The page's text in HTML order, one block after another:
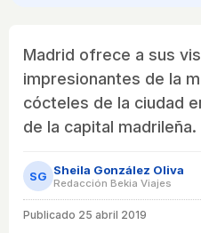
Madrid ofrece a sus
impresionantes de la
cócteles de la ciudad
de la capital madrileña.
SG Sheila González Oliva
Redacción Bekia Viajes
Publicado 25 abril 2019